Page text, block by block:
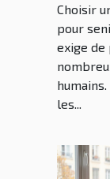
Choisir
pour
exige de
les...